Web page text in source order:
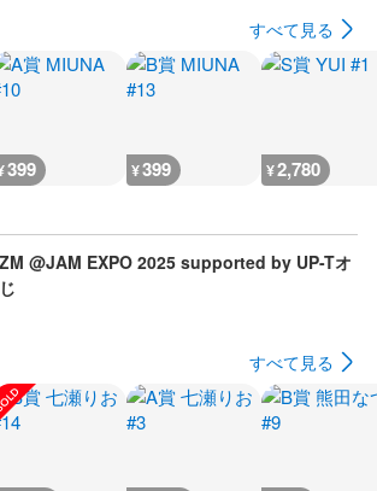
すべて見る
399 ¥399 ¥2,780
@JAM EXPO 2025 supported by UP-Tオ
すべて見る